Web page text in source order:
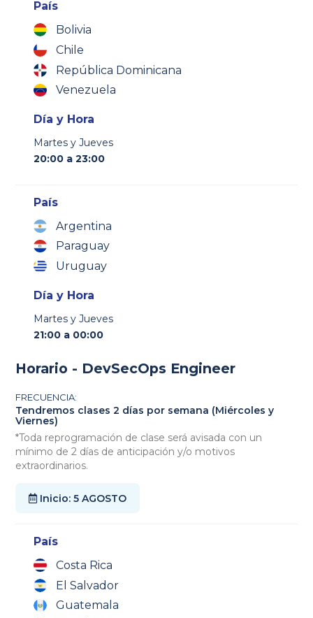
País
Bolivia
Chile
República Dominicana
Venezuela
Día y Hora
Martes y Jueves
20:00 a 23:00
País
Argentina
Paraguay
Uruguay
Día y Hora
Martes y Jueves
21:00 a 00:00
Horario - DevSecOps Engineer
FRECUENCIA:
Tendremos clases 2 días por semana (Miércoles y
Viernes)
*Toda reprogramación de clase será avisada con un
mínimo de 2 días de anticipación y/o motivos
extraordinarios.
Inicio: 5 AGOSTO
País
Costa Rica
El Salvador
Guatemala